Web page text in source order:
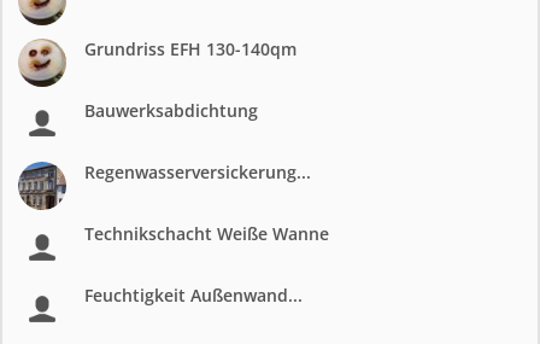
Grundriss EFH 130-140qm
Bauwerksabdichtung
Regenwasserversickerung...
Technikschacht Weiße Wanne
Feuchtigkeit Außenwand...